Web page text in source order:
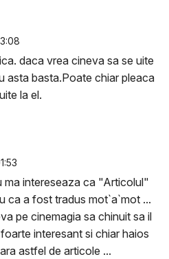
daca vrea cineva sa se uite
asta basta.Poate chiar pleaca
la el.
ma intereseaza ca "Articolul"
ca a fost tradus mot`a`mot ...
pe cinemagia sa chinuit sa il
interesant si chiar haios
astfel de articole ...